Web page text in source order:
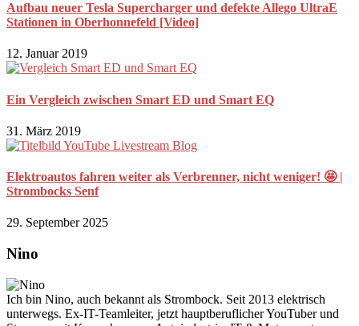
Aufbau neuer Tesla Supercharger und defekte Allego UltraE
Stationen in Oberhonnefeld [Video]
12. Januar 2019
Ein Vergleich zwischen Smart ED und Smart EQ
31. März 2019
Elektroautos fahren weiter als Verbrenner, nicht weniger! 🤩 |
Strombocks Senf
29. September 2025
Nino
Ich bin Nino, auch bekannt als Strombock. Seit 2013 elektrisch
unterwegs. Ex-IT-Teamleiter, jetzt hauptberuflicher YouTuber und